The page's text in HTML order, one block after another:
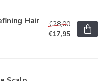
Hair
€28,00
€17,95